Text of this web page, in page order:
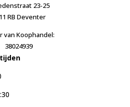
23-25
RB Deventer
van Koophandel:
38024939